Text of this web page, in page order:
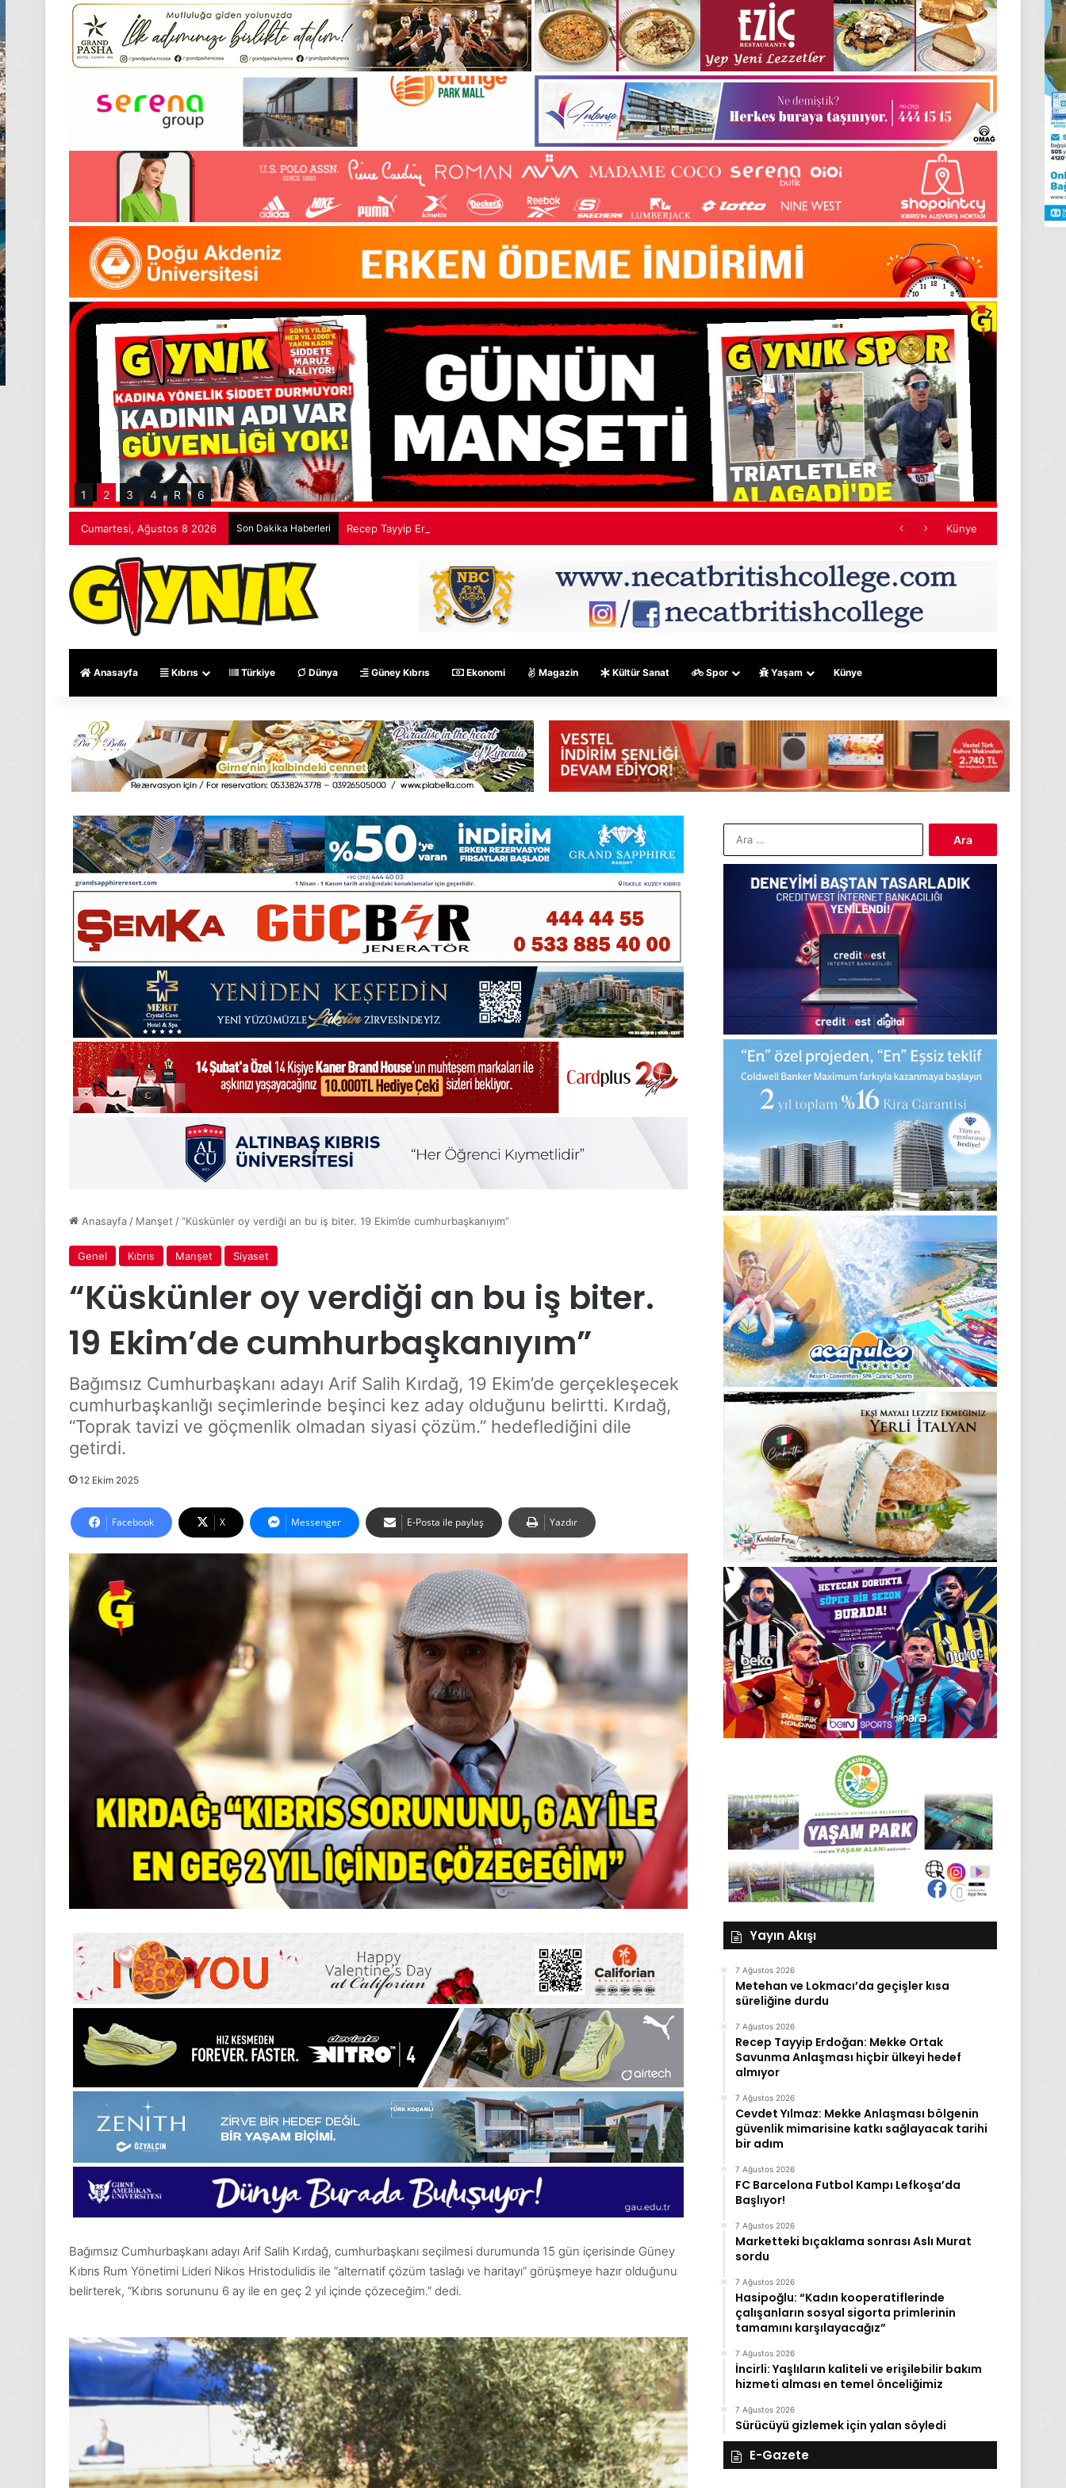
1 2 3 4 R 6
Cumartesi, Ağustos 8 2026 Son Dakika Haberleri Recep Tayyip Erdoğan: Mekke Ortak Savunma Anlaşması hiçbir ülkeyi hedef almıyor Künye
Anasayfa Kıbrıs Türkiye Dünya Güney Kıbrıs Ekonomi Magazin Kültür Sanat Spor Yaşam Künye
Anasayfa / Manşet /“Küskünler oy verdiği an bu iş biter. 19 Ekim’de cumhurbaşkanıyım”
Genel Kıbrıs Manşet Siyaset
“Küskünler oy verdiği an bu iş biter.
19 Ekim’de cumhurbaşkanıyım”
Bağımsız Cumhurbaşkanı adayı Arif Salih Kırdağ, 19 Ekim’de gerçekleşecek
cumhurbaşkanlığı seçimlerinde beşinci kez aday olduğunu belirtti. Kırdağ,
“Toprak tavizi ve göçmenlik olmadan siyasi çözüm.” hedeflediğini dile
getirdi.
12 Ekim 2025
Facebook X Messenger E-Posta ile paylaş Yazdır
Bağımsız Cumhurbaşkanı adayı Arif Salih Kırdağ, cumhurbaşkanı seçilmesi durumunda 15 gün içerisinde Güney
Kıbrıs Rum Yönetimi Lideri Nikos Hristodulidis ile “alternatif çözüm taslağı ve haritayı” görüşmeye hazır olduğunu
belirterek, “Kıbrıs sorununu 6 ay ile en geç 2 yıl içinde çözeceğim.” dedi.
Yayın Akışı
7 Ağustos 2026
Metehan ve Lokmacı’da geçişler kısa
süreliğine durdu
7 Ağustos 2026
Recep Tayyip Erdoğan: Mekke Ortak
Savunma Anlaşması hiçbir ülkeyi hedef
almıyor
7 Ağustos 2026
Cevdet Yılmaz: Mekke Anlaşması bölgenin
güvenlik mimarisine katkı sağlayacak tarihi
bir adım
7 Ağustos 2026
FC Barcelona Futbol Kampı Lefkoşa’da
Başlıyor!
7 Ağustos 2026
Marketteki bıçaklama sonrası Aslı Murat
sordu
7 Ağustos 2026
Hasipoğlu: “Kadın kooperatiflerinde
çalışanların sosyal sigorta primlerinin
tamamını karşılayacağız”
7 Ağustos 2026
İncirli: Yaşlıların kaliteli ve erişilebilir bakım
hizmeti alması en temel önceliğimiz
7 Ağustos 2026
Sürücüyü gizlemek için yalan söyledi
E-Gazete